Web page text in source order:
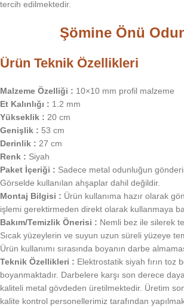
tercih edilmektedir.
Şömine Önü
Ürün Teknik Özellikleri
Malzeme Özelliği : 10×10 mm profil malzeme
Et Kalınlığı : 1.2 mm
Yükseklik : 20 cm
Genişlik : 53 cm
Derinlik : 27 cm
Renk : Siyah
Paket İçeriği : Sadece metal odunluğun
Görselde kullanılan ahşaplar dahil değildir.
Montaj Bilgisi : Ürün kullanıma hazır olarak
işlemi gerektirmeden direkt olarak kullanmaya
Bakım/Temizlik Önerisi : Nemli bez ile silerek
Sıcak yüzeylerin ve suyun uzun süreli yüzeye
Ürün kullanımı sırasında boyanın darbe
Teknik Özellikleri : Elektrostatik siyah fırın toz
boyanmaktadır. Darbelere karşı son derece
kaliteli metal gövdeden üretilmektedir. Üretim
kalite kontrol personellerimiz tarafından